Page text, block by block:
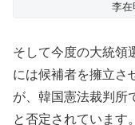
李在
そして今度の大統領
には候補者を擁立さ
が、韓国憲法裁判所
と否定されています。